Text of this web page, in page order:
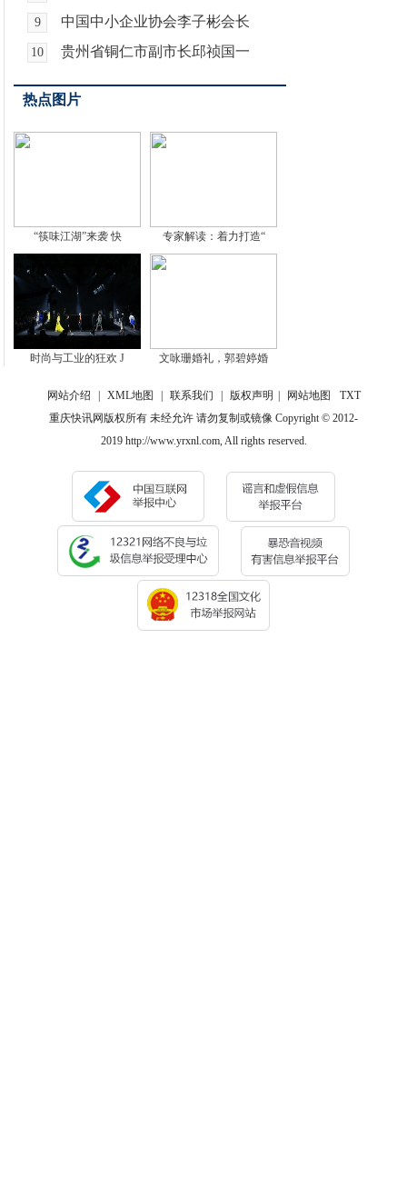
9 中国中小企业协会李子彬会长
10 贵州省铜仁市副市长邱祯国一
热点图片
“筷味江湖”来袭 快 专家解读：着力打造“
时尚与工业的狂欢 J 文咏珊婚礼，郭碧婷婚
网站介绍 XML地图 联系我们 版权声明 网站地图
TXT
重庆快讯网版权所有 未经允许 请勿复制或镜像 Copyright © 2012-
2019 http://www.yrxnl.com, All rights reserved.